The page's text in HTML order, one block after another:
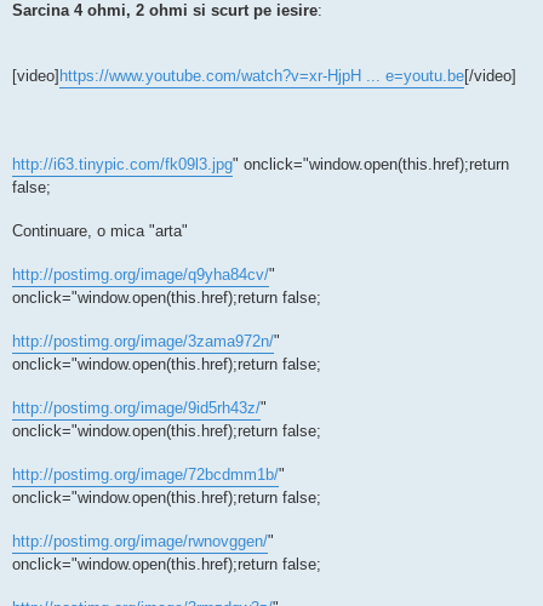
Sarcina 4 ohmi, 2 ohmi si scurt pe iesire:
[video] https://www.youtube.com/watch?v=xr-HjpH ... e=youtu.be[/video]
http://i63.tinypic.com/fk09l3.jpg" onclick="window.open(this.href);return
false;
Continuare, o mica "arta"
http://postimg.org/image/q9yha84cv/"
onclick="window.open(this.href);return false;
http://postimg.org/image/3zama972n/"
onclick="window.open(this.href);return false;
http://postimg.org/image/9id5rh43z/"
onclick="window.open(this.href);return false;
http://postimg.org/image/72bcdmm1b/"
onclick="window.open(this.href);return false;
http://postimg.org/image/rwnovggen/"
onclick="window.open(this.href);return false;